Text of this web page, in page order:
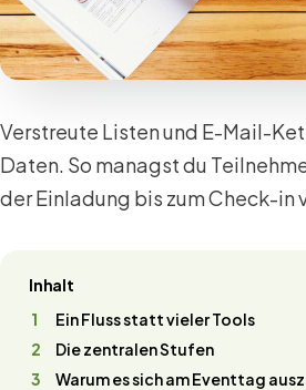
Verstreute Listen und E-Mail-
Daten. So managst du
der Einladung bis zum Check-in
Inhalt
Ein Fluss statt vieler Tools
Die zentralen Stufen
Warum es sich am Eventtag